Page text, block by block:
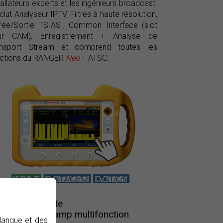
et des
experts et les ingénieurs broadcast.
Analyseur IPTV, Filtres à haute résolution,
Sortie TS-ASI, Common Interface (slot
CAM), Enregistrement + Analyse de
Stream et comprend toutes les
du RANGER Neo+ ATSC.
Lite
de champ multifonction